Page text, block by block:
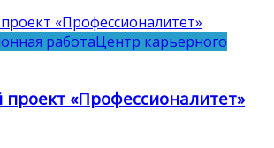
работаЦентр карьерного
«Профессионалитет»